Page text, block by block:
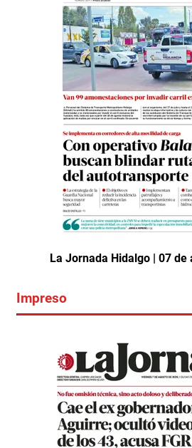
La Jornada Hidalgo | 07 de
Impreso